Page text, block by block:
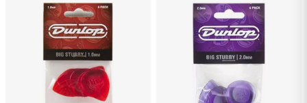
Synthés & Sampleurs
Home Studio